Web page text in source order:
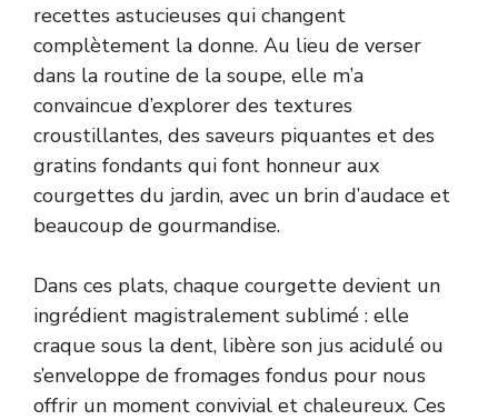
recettes astucieuses qui changent
complètement la donne. Au lieu de verser
dans la routine de la soupe, elle m’a
convaincue d’explorer des textures
croustillantes, des saveurs piquantes et des
gratins fondants qui font honneur aux
courgettes du jardin, avec un brin d’audace et
beaucoup de gourmandise.
Dans ces plats, chaque courgette devient un
ingrédient magistralement sublimé : elle
craque sous la dent, libère son jus acidulé ou
s’enveloppe de fromages fondus pour nous
offrir un moment convivial et chaleureux. Ces